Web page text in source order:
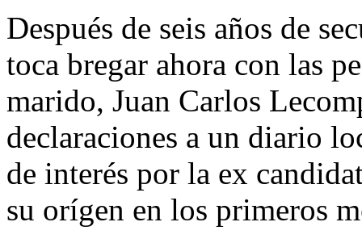
Después de seis años de
toca bregar ahora con las
marido, Juan Carlos
declaraciones a un diario
de interés por la ex
su orígen en los primeros